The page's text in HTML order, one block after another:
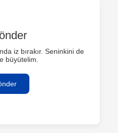
iz bırakır. Seninkini de
büyütelim.